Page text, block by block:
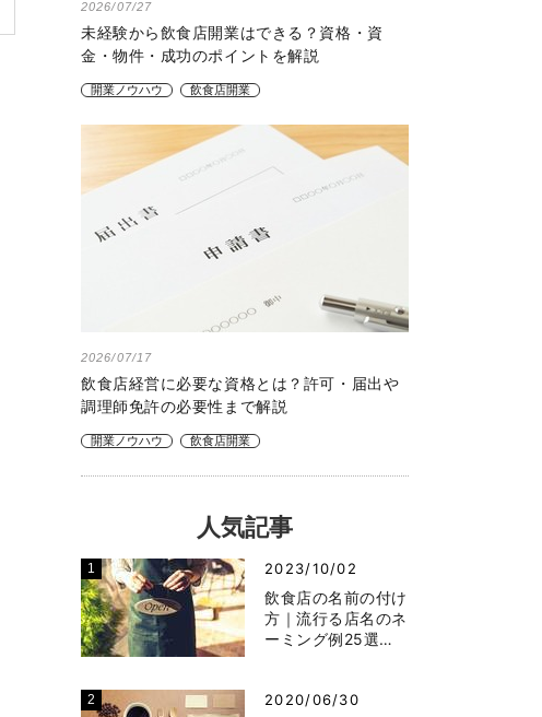
2026/07/27
未経験から飲食店開業はできる？資格・資
金・物件・成功のポイントを解説
開業ノウハウ 飲食店開業
2026/07/17
飲食店経営に必要な資格とは？許可・届出や
調理師免許の必要性まで解説
開業ノウハウ 飲食店開業
人気記事
2023/10/02
飲食店の名前の付け
方｜流行る店名のネ
ーミング例25選…
2020/06/30